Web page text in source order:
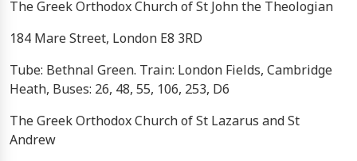
The Greek Orthodox Church of St John the Theologian
184 Mare Street, London E8 3RD
Tube: Bethnal Green. Train: London Fields, Cambridge
Heath, Buses: 26, 48, 55, 106, 253, D6
The Greek Orthodox Church of St Lazarus and St
Andrew